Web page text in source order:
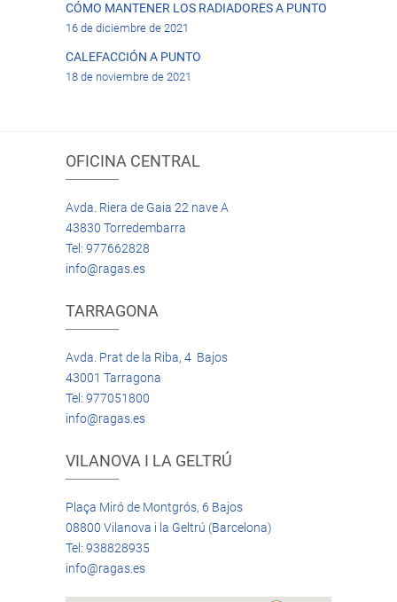
CÓMO MANTENER LOS RADIADORES A PUNTO
16 de diciembre de 2021
CALEFACCIÓN A PUNTO
18 de noviembre de 2021
OFICINA CENTRAL
Avda. Riera de Gaia 22 nave A
43830 Torredembarra
Tel: 977662828
info@ragas.es
TARRAGONA
Avda. Prat de la Riba, 4 Bajos
43001 Tarragona
Tel: 977051800
info@ragas.es
VILANOVA I LA GELTRÚ
Plaça Miró de Montgrós, 6 Bajos
08800 Vilanova i la Geltrú (Barcelona)
Tel: 938828935
info@ragas.es